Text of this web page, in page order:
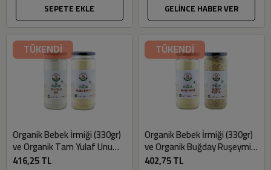
SEPETE EKLE GELİNCE HABER VER
TÜKENDİ
Organik Bebek İrmiği (330gr)
ve Organik Tam Yulaf Unu
(250gr) Seti - Mill & More
416,25 TL
TÜKENDİ
Organik Bebek İrmiği (330gr)
ve Organik Buğday Ruşeymi
(175gr) Seti - Mill & More
402,75 TL